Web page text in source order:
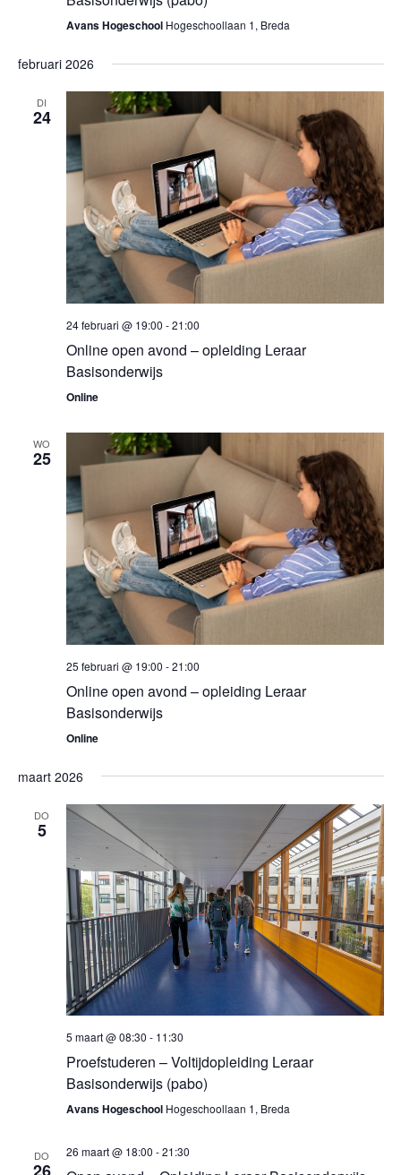
Avans Hogeschool Hogeschoollaan 1, Breda
februari 2026
DI
24
24 februari @ 19:00 -21:00
Online open avond – opleiding Leraar
Basisonderwijs
Online
WO
25
25 februari @ 19:00 -21:00
Online open avond – opleiding Leraar
Basisonderwijs
Online
maart 2026
DO
5
5 maart @ 08:30 - 11:30
Proefstuderen – Voltijdopleiding Leraar
Basisonderwijs (pabo)
Avans Hogeschool Hogeschoollaan 1, Breda
DO 26 maart @ 18:00 -21:30